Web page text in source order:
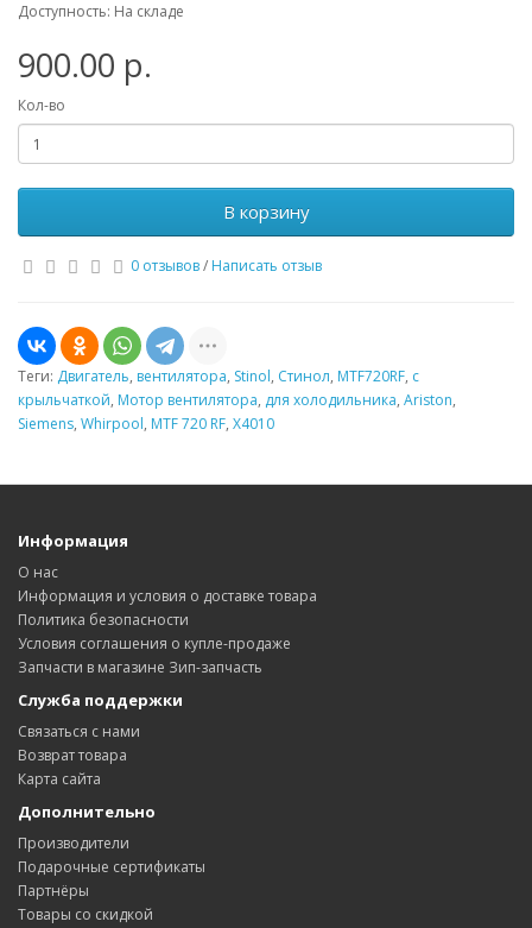
Доступность: На складе
900.00 р.
Кол-во
В корзину
0 отзывов/ Написать отзыв
Теги: Двигатель, вентилятора, Stinol, Стинол, MTF720RF, с
крыльчаткой, Мотор вентилятора, для холодильника, Ariston,
Siemens, Whirpool, MTF 720 RF, Х4010
Информация
О нас
Информация и условия о доставке товара
Политика безопасности
Условия соглашения о купле-продаже
Запчасти в магазине Зип-запчасть
Служба поддержки
Связаться с нами
Возврат товара
Карта сайта
Дополнительно
Производители
Подарочные сертификаты
Партнёры
Товары со скидкой